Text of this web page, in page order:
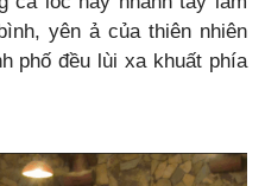
yên ả của thiên nhiên
phố đều lùi xa khuất phía